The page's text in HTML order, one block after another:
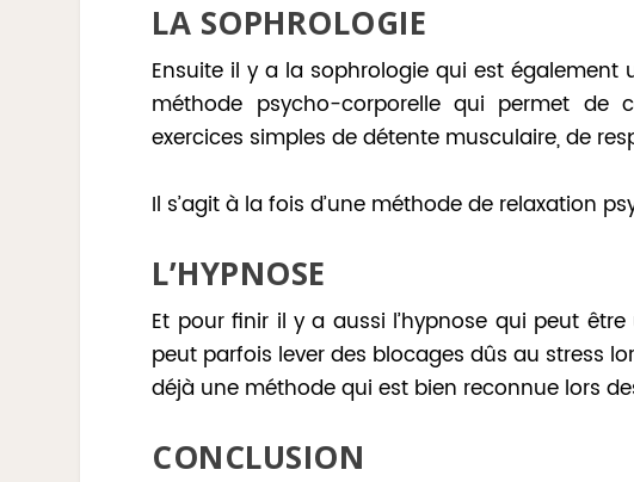
LA SOPHROLOGIE
Ensuite il y a la sophrologie qui est également
méthode psycho-corporelle qui permet de
exercices simples de détente musculaire, de
Il s’agit à la fois d’une méthode de relaxation
L’HYPNOSE
Et pour finir il y a aussi l’hypnose qui peut
peut parfois lever des blocages dûs au stress
déjà une méthode qui est bien reconnue lors
CONCLUSION